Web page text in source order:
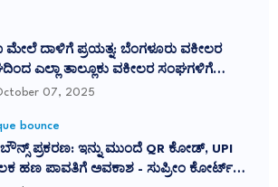
ಮೇಲೆ ದಾಳಿಗೆ ಪ್ರಯತ್ನ: ಬೆಂಗಳೂರು ವಕೀಲರ
ಎಲ್ಲಾ ತಾಲ್ಲೂಕು ವಕೀಲರ ಸಂಘಗಳಿಗೆ
ಕರೆ07, 2025
bounce
ಪ್ರಕರಣ: ಇನ್ನು ಮುಂದೆ QR ಕೋಡ್, UPI
ಹಣ ಪಾವತಿಗೆ ಅವಕಾಶ - ಸುಪ್ರೀಂ ಕೋರ್ಟ್